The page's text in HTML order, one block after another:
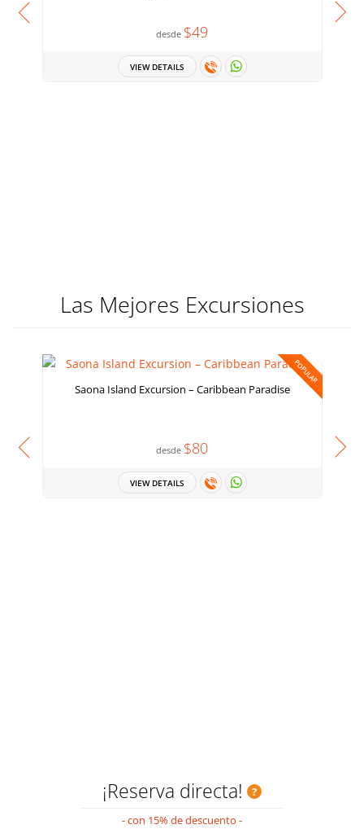
desde $49
VIEW DETAILS
Las Mejores Excursiones
POPULAR
Saona Island Excursion – Caribbean Paradise
desde $80
VIEW DETAILS
¡Reserva directa!
- con 15% de descuento -